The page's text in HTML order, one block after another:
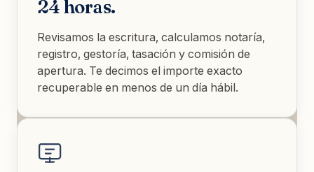
24 horas.
Revisamos la escritura, calculamos notaría,
registro, gestoría, tasación y comisión de
apertura. Te decimos el importe exacto
recuperable en menos de un día hábil.